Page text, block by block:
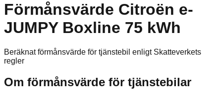
Förmånsvärde Citroën e-
JUMPY Boxline 75 kWh
Beräknat förmånsvärde för tjänstebil enligt Skatteverkets
regler
Om förmånsvärde för tjänstebilar